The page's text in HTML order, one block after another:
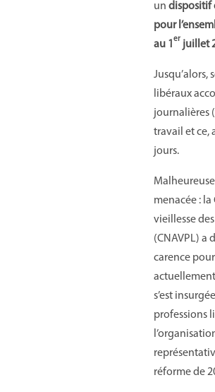
un dispositif
pour
au 1er juillet
Jusqu’alors,
libéraux
journalières (
travail et ce,
jours.
menacée : la
vieillesse
(CNAVPL) a
carence
s’est
professions
réforme de